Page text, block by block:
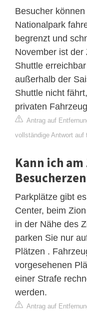
Besucher
Nationalpark
begrenzt und
November ist der
Shuttle
außerhalb der
Shuttle nicht
privaten
Antrag auf
vollständige Antwort auf
Kann ich am
Parkplätze gibt
Center, beim
in der Nähe des
parken Sie nur
Plätzen .
vorgesehenen
einer Strafe
werden.
Antrag auf